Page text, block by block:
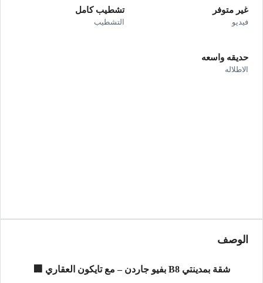
غير متوفر
فيديو
تشطيب كامل
التشطيب
حديقه واسعه
الاطلاله
الوصف
شقة بمدينتي B8 بفيو جاردن – مع تايكون العقاري 🏢